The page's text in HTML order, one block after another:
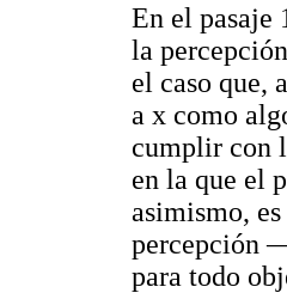
En el pasaje
la
el caso que,
a x como
cumplir con
en la que el
asimismo,
percepción
para todo